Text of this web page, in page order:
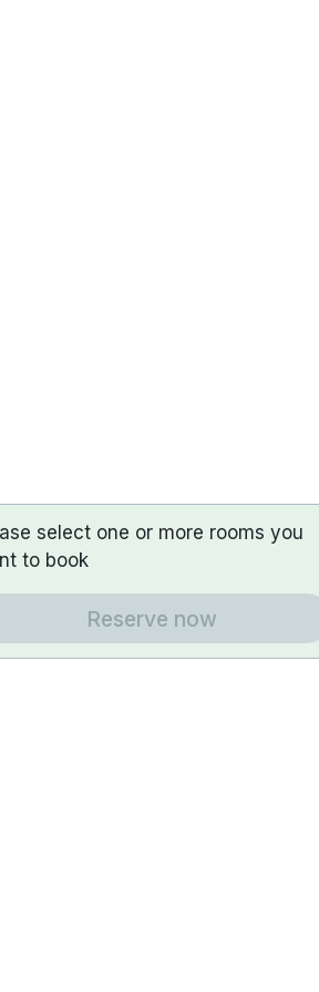
select one or more rooms you
to book
Reserve now